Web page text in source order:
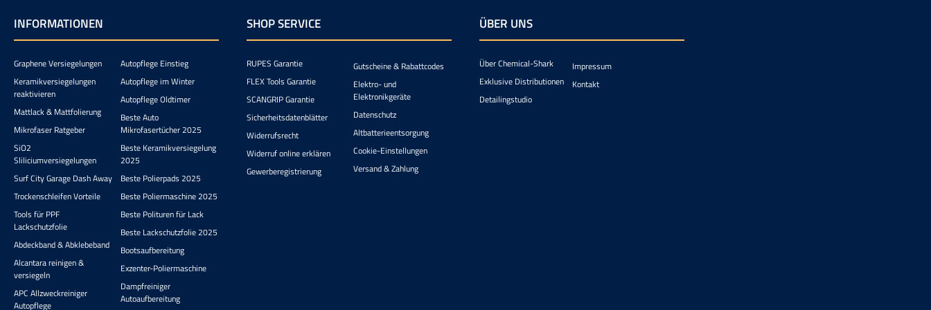
INFORMATIONEN
Graphene Versiegelungen
Keramikversiegelungen
reaktivieren
Mattlack & Mattfolierung
Mikrofaser Ratgeber
SiO2
Sliliciumversiegelungen
Surf City Garage Dash Away
Trockenschleifen Vorteile
Tools für PPF
Lackschutzfolie
Abdeckband & Abklebeband
Alcantara reinigen &
versiegeln
APC Allzweckreiniger
Autopflege
Autopflege Einstieg
Autopflege im Winter
Autopflege Oldtimer
Beste Auto
Mikrofasertücher 2025
Beste Keramikversiegelung
2025
Beste Polierpads 2025
Beste Poliermaschine 2025
Beste Polituren für Lack
Beste Lackschutzfolie 2025
Bootsaufbereitung
Exzenter-Poliermaschine
Dampfreiniger
Autoaufbereitung
SHOP SERVICE
RUPES Garantie
FLEX Tools Garantie
SCANGRIP Garantie
Sicherheitsdatenblätter
Widerrufsrecht
Widerruf online erklären
Gewerberegistrierung
Gutscheine & Rabattcodes
Elektro- und
Elektronikgeräte
Datenschutz
Altbatterieentsorgung
Cookie-Einstellungen
Versand & Zahlung
ÜBER UNS
Über Chemical-Shark
Exklusive Distributionen
Detailingstudio
Impressum
Kontakt